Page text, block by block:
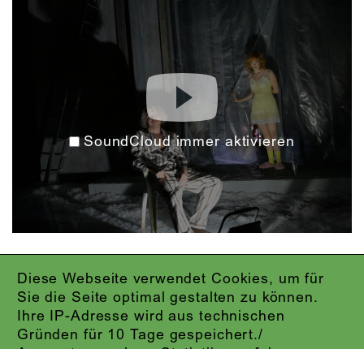
Diese Webseite verwendet Cookies, um für
Sie die Seite optimal gestalten zu können.
Ihre IP-Adresse wird aus technischen
Gründen für 10 Tage gespeichert./
SoundCloud immer aktivieren
IMPRESSUM
DATENSCHUTZ
AGB
KONTAKT